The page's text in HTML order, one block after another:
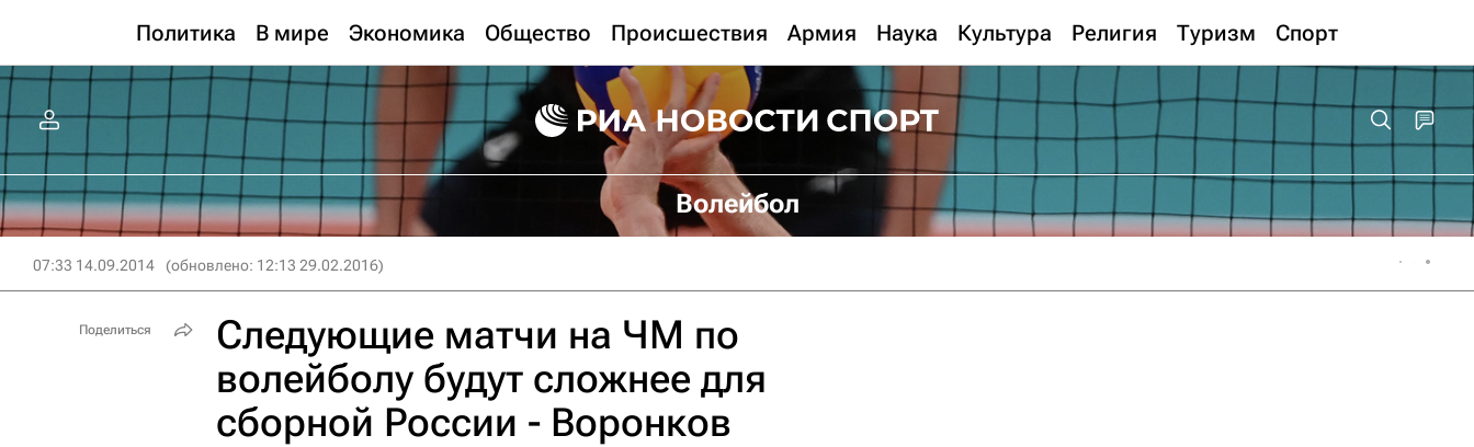
Политика В мире Экономика Общество Происшествия Армия Наука Культура Религия Туризм Спорт
Волейбол
07:33 14.09.2014 (обновлено: 12:13 29.02.2016)
Следующие матчи на ЧМ по
волейболу будут сложнее для
сборной России - Воронков
Поделиться